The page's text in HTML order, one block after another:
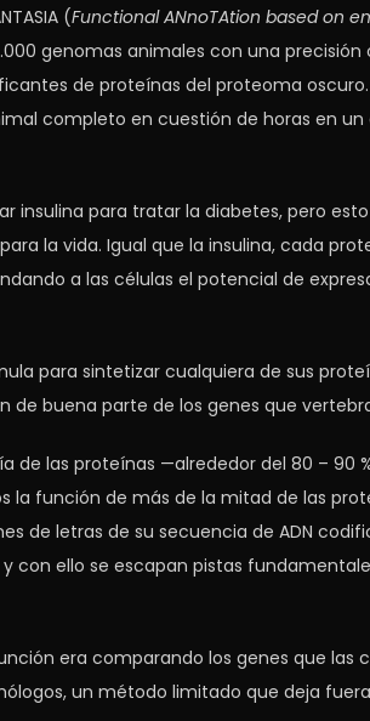
(Functional ANnoTAtion based on
genomas animales con una precisión
de proteínas del proteoma oscuro.
completo en cuestión de horas en
insulina para tratar la diabetes, pero
la vida. Igual que la insulina, cada
a las células el potencial de
para sintetizar cualquiera de sus
buena parte de los genes que
de las proteínas —alrededor del 80 – 90
función de más de la mitad de las
de letras de su secuencia de ADN
ello se escapan pistas
era comparando los genes que las
un método limitado que deja